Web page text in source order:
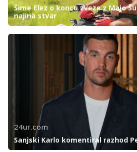
Šime Elez o koncu zveze z Majo
najina stvar
24ur.com
Sanjski Karlo komentiral razhod